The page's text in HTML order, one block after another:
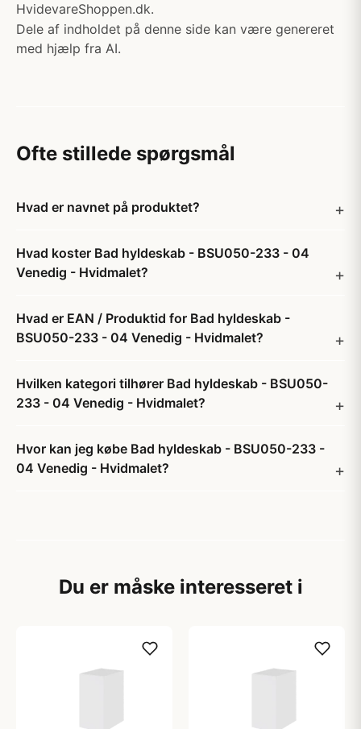
HvidevareShoppen.dk.
Dele af indholdet på denne side kan være genereret
med hjælp fra AI.
Ofte stillede spørgsmål
Hvad er navnet på produktet?
Hvad koster Bad hyldeskab - BSU050-233 - 04
Venedig - Hvidmalet?
Hvad er EAN / Produktid for Bad hyldeskab -
BSU050-233 - 04 Venedig - Hvidmalet?
Hvilken kategori tilhører Bad hyldeskab - BSU050-
233 - 04 Venedig - Hvidmalet?
Hvor kan jeg købe Bad hyldeskab - BSU050-233 -
04 Venedig - Hvidmalet?
Du er måske interesseret i